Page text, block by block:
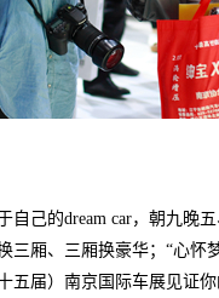
自己的dream car，朝九晚
三厢、三厢换豪华；“心怀
五届）南京国际车展见证你